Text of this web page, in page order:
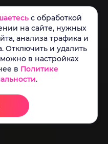
с обработкой
на сайте, нужных
анализа трафика и
Отключить и удалить
в настройках
в Политике
.